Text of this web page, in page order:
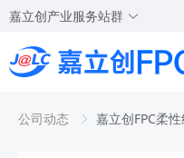
嘉立创产业服务站群
公司动态 嘉立创FPC柔